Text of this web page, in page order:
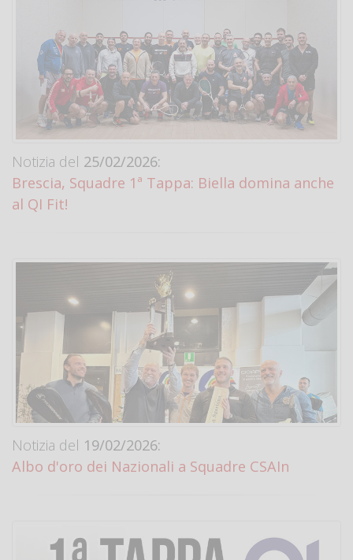
Notizia del 25/02/2026:
Brescia, Squadre 1ª Tappa: Biella domina anche
al QI Fit!
Notizia del 19/02/2026:
Albo d'oro dei Nazionali a Squadre CSAIn